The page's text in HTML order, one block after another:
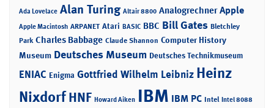
Ada Lovelace Alan Turing Altair 8800 Analogrechner Apple
Apple Macintosh ARPANET Atari BASIC BBC Bill Gates Bletchley
Park Charles Babbage Claude Shannon Computer History
Museum Deutsches Museum Deutsches Technikmuseum
ENIAC Enigma Gottfried Wilhelm Leibniz Heinz
NixdorfHNF Howard Aiken IBM IBM PC Intel Intel 8088